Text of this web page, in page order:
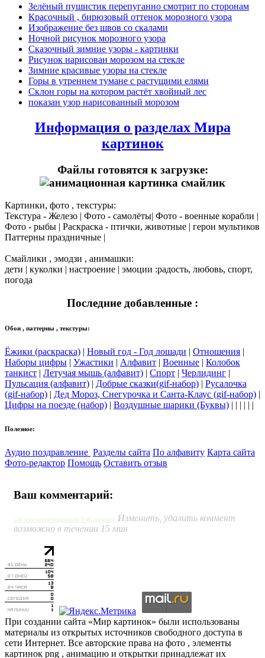
Зелёный пушистик перепуганно смотрит по сторонам
Красочный , бирюзовый оттенок морозного узора
Изображение без швов со скалами
Ночной рисунок морозного узора
Сказочный зимние узоры - картинки
Рисунок нарисован морозом на стекле
Зимние красивые узоры на стекле
Горы в утреннем тумане с растущими елями
Склон горы на котором растёт хвойный лес
показан узор нарисованный морозом
Информация о разделах Мира
картинок
Файлы готовятся к загрузке:
Картинки, фото , текстуры:
Текстура - Железо | Фото - самолёты| Фото - военные корабли |
Фото - рыбы | Раскраска - птички, животные | герои мультиков
Паттерны праздничные |
Смайлики , эмодзи , анимашки:
дети | куколки | настроение | эмоции :радость, любовь, спорт,
погода
Последние добавленные :
Обои , паттерны , текстуры:
Ёжики (раскраска) | Новый год - Год лошади | Отношения |
Наборы цифры | Ужастики | Алфавит | Военные | Колобок
танкист | Летучая мышь (алфавит) | Спорт | Черлидинг |
Пульсация (алфавит) | Добрые сказки(gif-набор) | Русалочка
(gif-набор) | Дед Мороз, Снегурочка и Санта-Клаус (gif-набор) |
Цифры на поезде (набор) | Воздушные шарики (Буквы) | | | | | |
Полезное:
Аудио поздравление Разделы сайта По алфавиту Карта сайта
Фото-редактор Помощь Оставить отзыв
Ваш комментарий:
Система комментирования SigComments Изменить, удалить коммент
возможно в течении 15 мин
При создании сайта «Мир картинок» были использованы
материалы из открытых источников свободного доступа в
сети Интернет. Все авторские права на фото , элементы
картинок png , анимацию и открытки принадлежат их